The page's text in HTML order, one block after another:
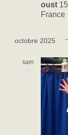
oust
France
octobre 2025
sam